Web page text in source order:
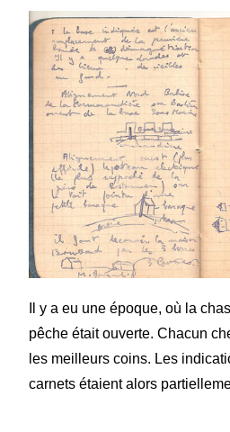
Il y a eu une époque, où la
pêche était ouverte. Chacun
les meilleurs coins. Les
carnets étaient alors